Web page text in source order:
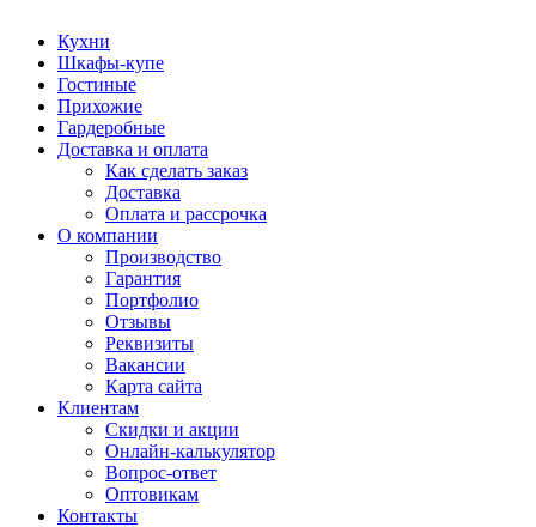
Кухни
Шкафы-купе
Гостиные
Прихожие
Гардеробные
Доставка и оплата
Как сделать заказ
Доставка
Оплата и рассрочка
О компании
Производство
Гарантия
Портфолио
Отзывы
Реквизиты
Вакансии
Карта сайта
Клиентам
Скидки и акции
Онлайн-калькулятор
Вопрос-ответ
Оптовикам
Контакты